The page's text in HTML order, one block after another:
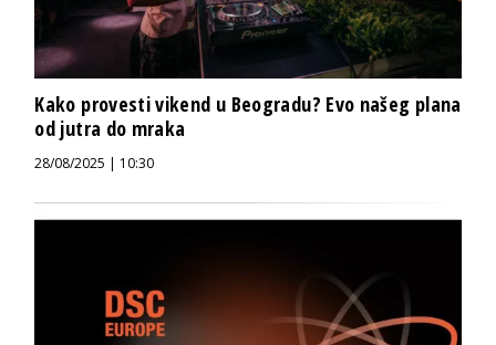
Kako provesti vikend u Beogradu? Evo našeg plana
od jutra do mraka
28/08/2025 | 10:30